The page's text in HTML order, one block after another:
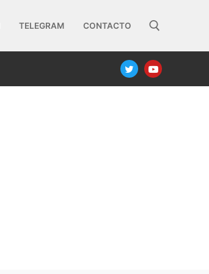
TELEGRAM CONTACTO